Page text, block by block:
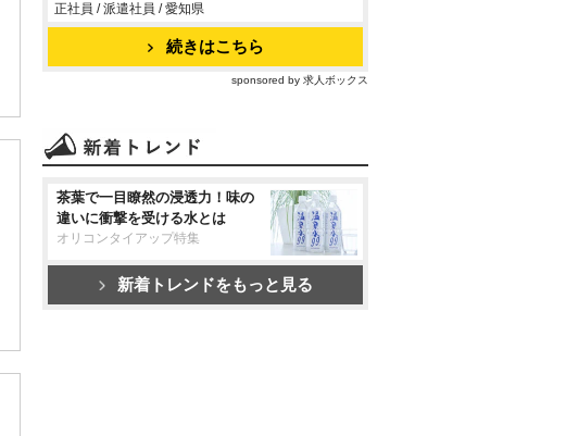
正社員 / 派遣社員 / 愛知県
続きはこちら
sponsored by 求人ボックス
茶葉で一目瞭然の浸透力！味の
違いに衝撃を受ける水とは
オリコンタイアップ特集
新着トレンドをもっと見る